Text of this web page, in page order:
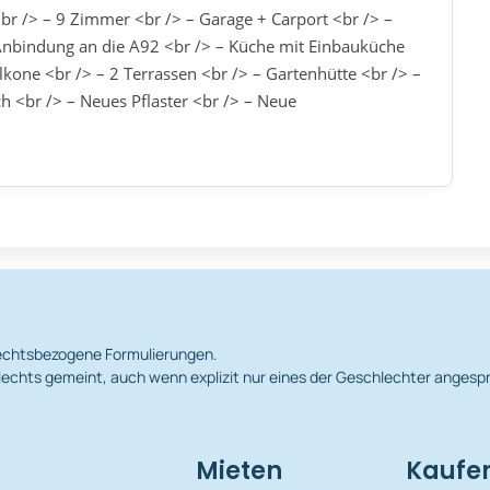
/> – 9 Zimmer <br /> – Garage + Carport <br /> –
an die A92 <br /> – Küche mit Einbauküche
<br /> – 2 Terrassen <br /> – Gartenhütte <br /> –
<br /> – Neues Pflaster <br /> – Neue
Formulierungen.
gemeint, auch wenn explizit nur eines der Geschlechter
Mieten